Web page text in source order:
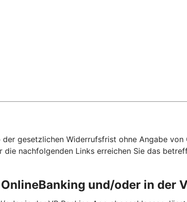
der gesetzlichen Widerrufsfrist ohne Angabe
die nachfolgenden Links erreichen Sie das
und/oder in der